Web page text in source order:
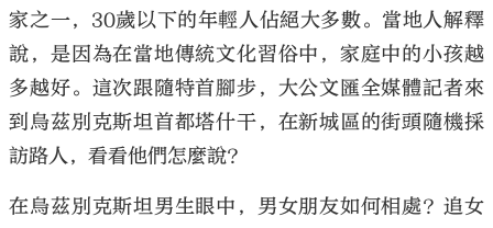
家之一，30歲以下的年輕人佔絕大多數。當地人解釋
說，是因為在當地傳統文化習俗中，家庭中的小孩越
多越好。這次跟隨特首腳步，大公文匯全媒體記者來
到烏茲別克斯坦首都塔什干，在新城區的街頭隨機採
訪路人，看看他們怎麼說？
在烏茲別克斯坦男生眼中，男女朋友如何相處？追女